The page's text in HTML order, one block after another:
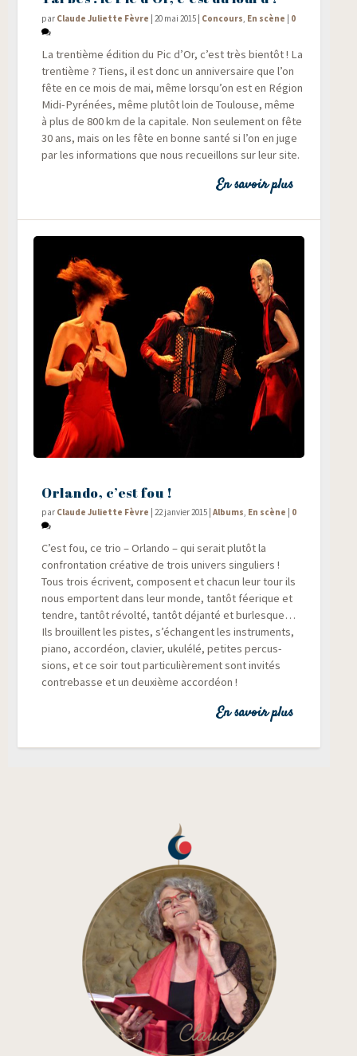
par Claude Juliette Fèvre |20 mai 2015 | Concours En scène | 0
La tren­tième édi­tion du Pic d’Or, c’est très bien­tôt ! La
tren­tième ? Tiens, il est donc un anni­ver­saire que l’on
fête en ce mois de mai, même lorsqu’on est en Région
Midi-Pyré­nées, même plu­tôt loin de Tou­louse, même
à plus de 800 km de la capi­tale. Non seule­ment on fête
30 ans, mais on les fête en bonne san­té si l’on en juge
par les infor­ma­tions que nous recueillons sur leur site.
En savoir plus
Orlando, c’est fou !
par Claude Juliette Fèvre |22 janvier 2015 |Albums, En scène 0
C’est fou, ce trio – Orlan­do – qui serait plu­tôt la
confron­ta­tion créa­tive de trois uni­vers sin­gu­liers !
Tous trois écrivent, com­posent et cha­cun leur tour ils
nous emportent dans leur monde, tan­tôt fée­rique et
tendre, tan­tôt révol­té, tan­tôt déjan­té et bur­lesque…
Ils brouillent les pistes, s’échangent les ins­tru­ments,
pia­no, accor­déon, cla­vier, uku­lé­lé, petites per­cus­
sions, et ce soir tout par­ti­cu­liè­re­ment sont invi­tés
contre­basse et un deuxième accordéon !
En savoir plus